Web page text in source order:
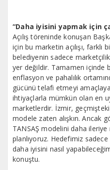
“Daha iyisini yapmak için
Açılış töreninde konuşan
için bu marketin açılışı,
belediyenin sadece
yer değildir. Tamamen içinde
enflasyon ve pahalılık
gücünü telafi etmeyi
ihtiyaçlarla mümkün olan en
marketlerdir. İzmir,
modele zaten alışkın. Ancak
TANSAŞ modelini daha ileriye
planlıyoruz. Hedefimiz sadece
daha iyisini nasıl
konuştu.